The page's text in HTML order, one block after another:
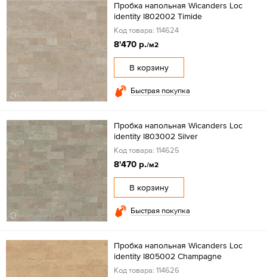
Пробка напольная Wicanders Loc
identity I802002 Timide
Код товара: 114624
8'470 р./м2
В корзину
Быстрая покупка
Пробка напольная Wicanders Loc
identity I803002 Silver
Код товара: 114625
8'470 р./м2
В корзину
Быстрая покупка
Пробка напольная Wicanders Loc
identity I805002 Champagne
Код товара: 114626